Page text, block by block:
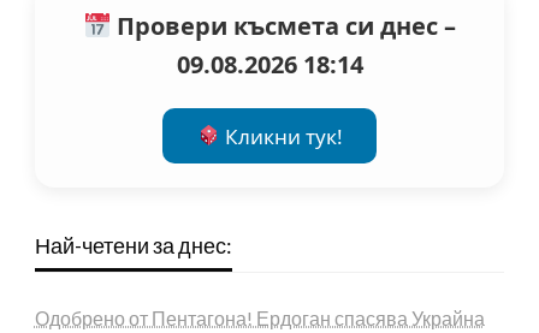
Провери късмета си днес –
09.08.2026 18:14
Кликни тук!
Най-четени за днес:
Одобрено от Пентагона! Ердоган спасява Украйна